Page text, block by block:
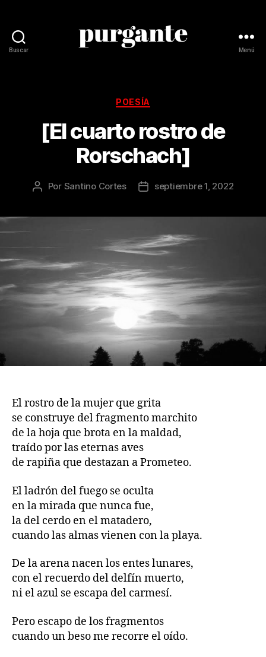
Buscar Menú
Categorías
POESÍA
[El cuarto rostro de
Rorschach]
Autor
Por Santino Cortes
Fechaseptiembre 1, 2022
El rostro de la mujer que grita
se construye del fragmento marchito
de la hoja que brota en la maldad,
traído por las eternas aves
de rapiña que destazan a Prometeo.
El ladrón del fuego se oculta
en la mirada que nunca fue,
la del cerdo en el matadero,
cuando las almas vienen con la playa.
De la arena nacen los entes lunares,
con el recuerdo del delfín muerto,
ni el azul se escapa del carmesí.
Pero escapo de los fragmentos
cuando un beso me recorre el oído.